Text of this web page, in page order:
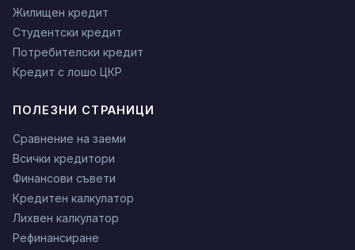
Жилищен кредит
Студентски кредит
Потребителски кредит
Кредит с лошо ЦКР
ПОЛЕЗНИ СТРАНИЦИ
Сравнение на заеми
Всички кредитори
Финансови съвети
Кредитен калкулатор
Лихвен калкулатор
Рефинансиране